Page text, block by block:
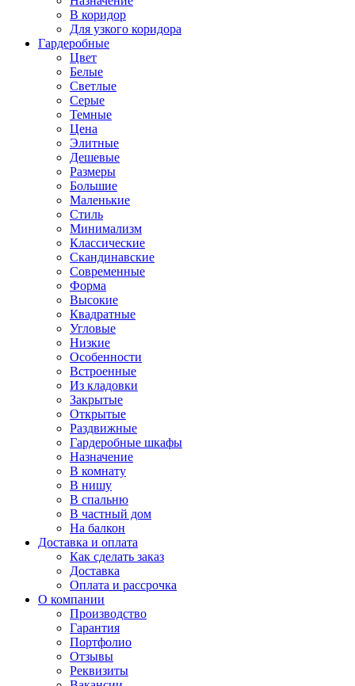
В коридор
Для узкого коридора
Гардеробные
Цвет
Белые
Светлые
Серые
Темные
Цена
Элитные
Дешевые
Размеры
Большие
Маленькие
Стиль
Минимализм
Классические
Скандинавские
Современные
Форма
Высокие
Квадратные
Угловые
Низкие
Особенности
Встроенные
Из кладовки
Закрытые
Открытые
Раздвижные
Гардеробные шкафы
Назначение
В комнату
В нишу
В спальню
В частный дом
На балкон
Доставка и оплата
Как сделать заказ
Доставка
Оплата и рассрочка
О компании
Производство
Гарантия
Портфолио
Отзывы
Реквизиты